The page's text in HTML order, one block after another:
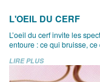
L'OEIL DU CERF
L’oeil du cerf invite les
entoure : ce qui bruisse, ce
LIRE PLUS